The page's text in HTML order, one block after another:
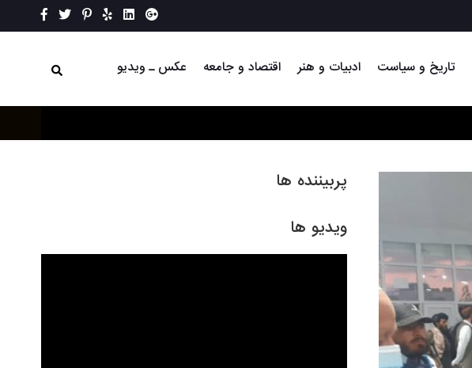
تاریخ و سیاست ادبیات و هنر اقتصاد و جامعه عکس ـ ویدیو
پربیننده ها
ویدیو ها